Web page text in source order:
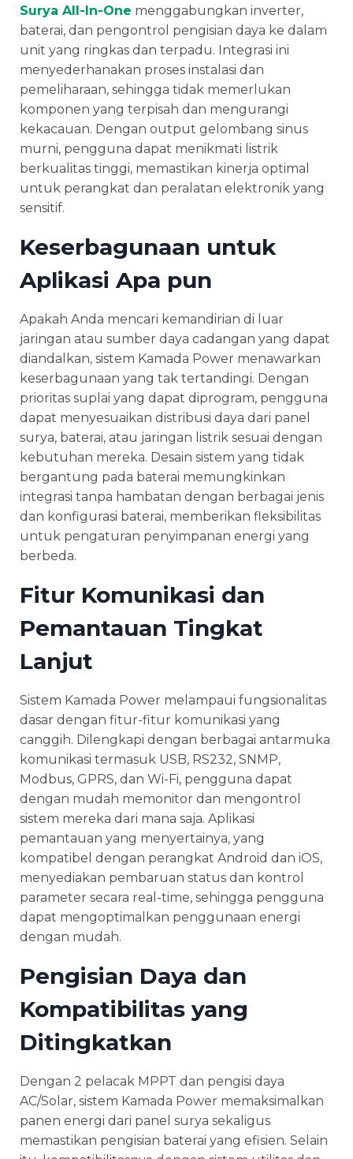
Surya All-In-One menggabungkan inverter,
baterai, dan pengontrol pengisian daya ke dalam
unit yang ringkas dan terpadu. Integrasi ini
menyederhanakan proses instalasi dan
pemeliharaan, sehingga tidak memerlukan
komponen yang terpisah dan mengurangi
kekacauan. Dengan output gelombang sinus
murni, pengguna dapat menikmati listrik
berkualitas tinggi, memastikan kinerja optimal
untuk perangkat dan peralatan elektronik yang
sensitif.
Keserbagunaan untuk
Aplikasi Apa pun
Apakah Anda mencari kemandirian di luar
jaringan atau sumber daya cadangan yang dapat
diandalkan, sistem Kamada Power menawarkan
keserbagunaan yang tak tertandingi. Dengan
prioritas suplai yang dapat diprogram, pengguna
dapat menyesuaikan distribusi daya dari panel
surya, baterai, atau jaringan listrik sesuai dengan
kebutuhan mereka. Desain sistem yang tidak
bergantung pada baterai memungkinkan
integrasi tanpa hambatan dengan berbagai jenis
dan konfigurasi baterai, memberikan fleksibilitas
untuk pengaturan penyimpanan energi yang
berbeda.
Fitur Komunikasi dan
Pemantauan Tingkat
Lanjut
Sistem Kamada Power melampaui fungsionalitas
dasar dengan fitur-fitur komunikasi yang
canggih. Dilengkapi dengan berbagai antarmuka
komunikasi termasuk USB, RS232, SNMP,
Modbus, GPRS, dan Wi-Fi, pengguna dapat
dengan mudah memonitor dan mengontrol
sistem mereka dari mana saja. Aplikasi
pemantauan yang menyertainya, yang
kompatibel dengan perangkat Android dan iOS,
menyediakan pembaruan status dan kontrol
parameter secara real-time, sehingga pengguna
dapat mengoptimalkan penggunaan energi
dengan mudah.
Pengisian Daya dan
Kompatibilitas yang
Ditingkatkan
Dengan 2 pelacak MPPT dan pengisi daya
AC/Solar, sistem Kamada Power memaksimalkan
panen energi dari panel surya sekaligus
memastikan pengisian baterai yang efisien. Selain